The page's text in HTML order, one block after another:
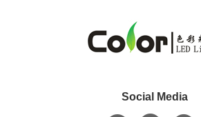
Social Media